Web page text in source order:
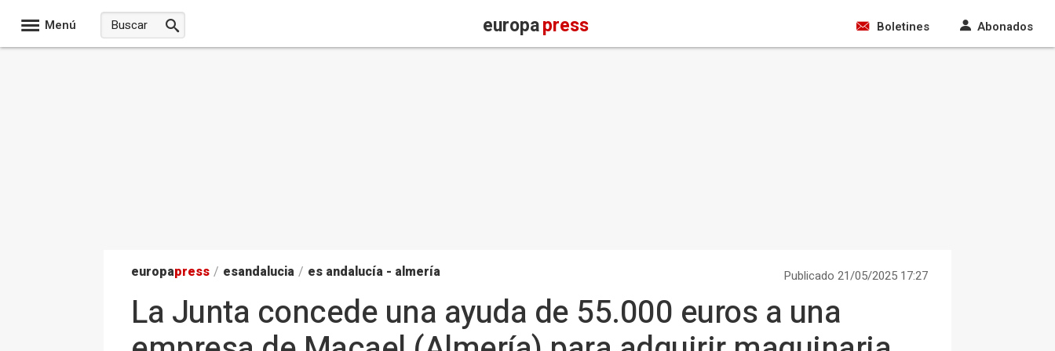
Menú europapress Boletines Abonados
europapress / esandalucia / es andalucía - almería Publicado 21/05/2025 17:27
La Junta concede una ayuda de 55.000 euros a una